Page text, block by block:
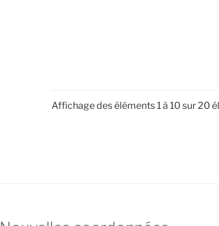
Affichage des éléments 1 à 10 sur 20